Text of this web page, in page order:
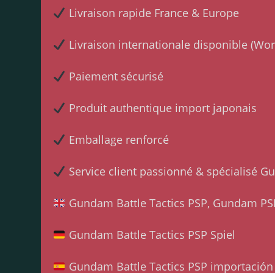
Livraison rapide France & Europe
Livraison internationale disponible
Paiement sécurisé
Produit authentique import japonais
Emballage renforcé
Service client passionné & spécialisé
Gundam Battle Tactics PSP, Gundam
Gundam Battle Tactics PSP Spiel
Gundam Battle Tactics PSP